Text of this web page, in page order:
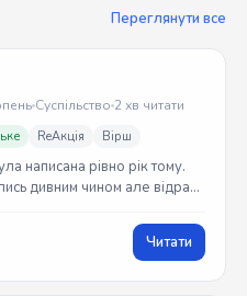
Переглянути все
Суспільство 2 хв читати
ReАкція Вірш
написана рівно рік тому.
дивним чином але відразу
Читати